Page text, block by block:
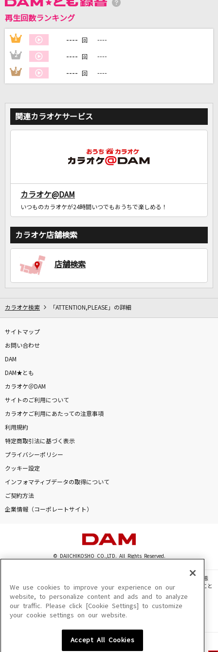
DAMに会員登録・ログインして
カラオケをもっと楽しもう！
家族や友達と一緒に！練習にも！
再生回数ランキング
1 ---- 回 ----
2 ---- 回 ----
3 ---- 回 ----
関連カラオケサービス
カラオケ@DAM
いつものカラオケが24時間いつでもおうちで楽しめる！
カラオケ店舗検索
店舗検索
カラオケ検索 「ATTENTION,PLEASE」の詳細
サイトマップ
お問い合わせ
DAM
DAM★とも
カラオケ＠DAM
サイトのご利用について
カラオケご利用にあたっての注意事項
利用規約
特定商取引法に基づく表示
プライバシーポリシー
クッキー設定
インフォマティブデータの取得について
ご契約方法
企業情報（コーポレートサイト）
© DAIICHIKOSHO CO.,LTD. All Rights Reserved.
このサイトに掲載されている一切の文章・画像・写真・動画・音声等を、手段や形態
を問わず、著作権法の定める範囲を超えて無断で複製、転載、ファイル化などすること
を禁じます。
楽曲及びコンテンツは、機種によりご利用いただけない場合があります。
楽曲及びコンテンツの配信日、配信内容が変更になる場合があります。
We use cookies to improve your experience on our
website, to personalize content and ads and to analyze
our traffic. Please click [Cookie Settings] to customize
your cookie settings on our website.
Accept All Cookies